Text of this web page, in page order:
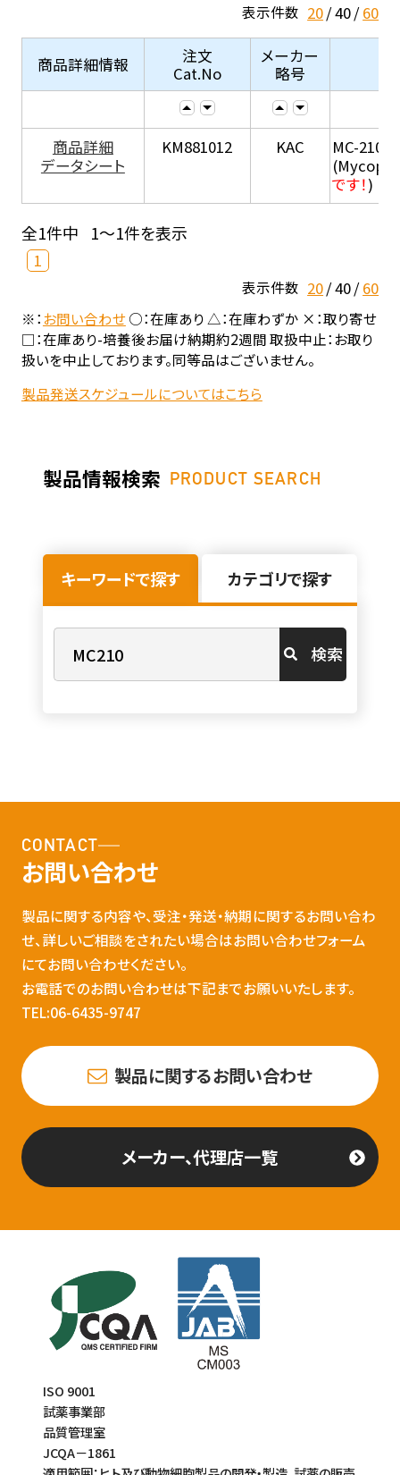
表示件数 20 40 60
商品詳細情報
注文
Cat.No
メーカー
略号
商品詳細
データシート
KM881012 KAC
MC-210 (
です！)
全1件中 1～1件を表示
1
表示件数 20 40 60
※：お問い合わせ○：在庫あり △：在庫わずか ×：取り寄せ
□：在庫あり-培養後お届け納期約2週間 取扱中止：お取り
扱いを中止しております。同等品はございません。
製品発送スケジュールについてはこちら
製品情報検索 PRODUCT SEARCH
キーワードで探す カテゴリで探す
検索
CONTACT
お問い合わせ
製品に関する内容や、受注・発送・納期に関するお問い合わ
せ、詳しいご相談をされたい場合はお問い合わせフォーム
にてお問い合わせください。
お電話でのお問い合わせは下記までお願いいたします。
TEL:06-6435-9747
製品に関するお問い合わせ
メーカー、代理店一覧
ISO 9001
試薬事業部
品質管理室
JCQA－1861